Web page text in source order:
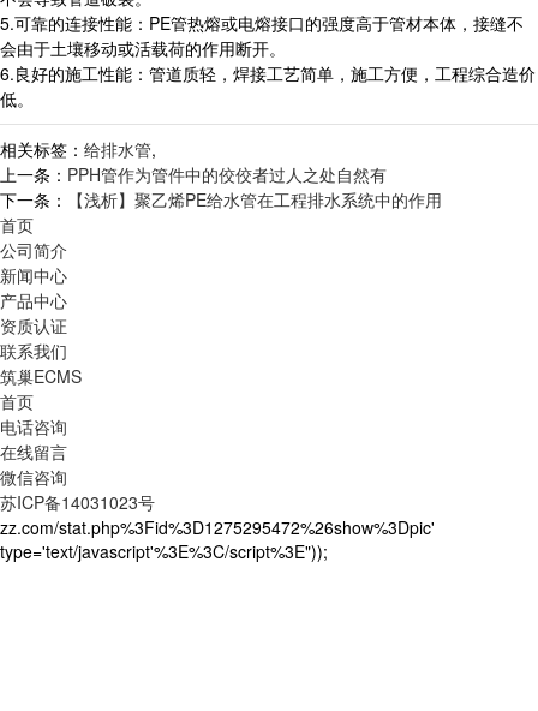
5.可靠的连接性能：PE管热熔或电熔接口的强度高于管材本体，接缝不
会由于土壤移动或活载荷的作用断开。
6.良好的施工性能：管道质轻，焊接工艺简单，施工方便，工程综合造价
低。
相关标签： 给排水管,
上一条： PPH管作为管件中的佼佼者过人之处自然有
下一条：
【浅析】聚乙烯PE给水管在工程排水系统中的作用
首页
公司简介
新闻中心
产品中心
资质认证
联系我们
筑巢ECMS
首页
电话咨询
在线留言
微信咨询
苏ICP备14031023号
zz.com/stat.php%3Fid%3D1275295472%26show%3Dpic'
type='text/javascript'%3E%3C/script%3E"));